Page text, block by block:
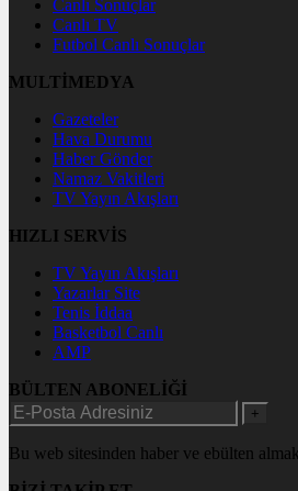
Canlı Sonuçlar
Canlı TV
Futbol Canlı Sonuçlar
MULTİMEDYA
Gazeteler
Hava Durumu
Haber Gönder
Namaz Vakitleri
TV Yayın Akışları
HIZLI SERVİS
TV Yayın Akışları
Yazarlar Site
Tenis İddaa
Basketbol Canlı
AMP
BÜLTEN ABONELİĞİ
+
Bu web sitesinden haber ve ebülten